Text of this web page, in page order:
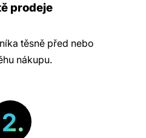
prodeje
těsně před nebo
nákupu.
2.